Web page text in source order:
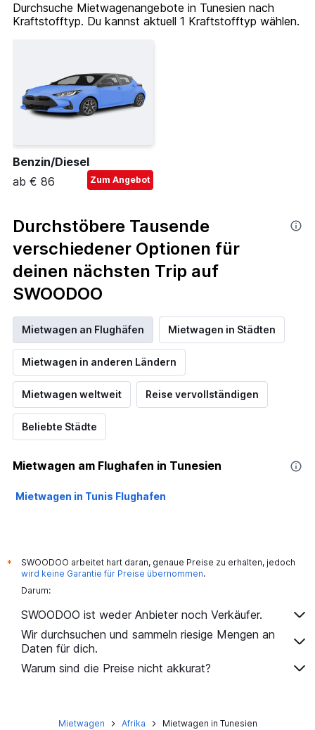
Durchsuche Mietwagenangebote in Tunesien nach
Kraftstofftyp. Du kannst aktuell 1 Kraftstofftyp wählen.
Benzin/Diesel
ab € 86
Zum Angebot
Durchstöbere Tausende
verschiedener Optionen für
deinen nächsten Trip auf
SWOODOO
Mietwagen an Flughäfen Mietwagen in Städten
Mietwagen in anderen Ländern
Mietwagen weltweit Reise vervollständigen
Beliebte Städte
Mietwagen am Flughafen in Tunesien
Mietwagen in Tunis Flughafen
*
SWOODOO arbeitet hart daran, genaue Preise zu erhalten, jedoch
wird keine Garantie für Preise übernommen.
Darum:
SWOODOO ist weder Anbieter noch Verkäufer.
Wir durchsuchen und sammeln riesige Mengen an
Daten für dich.
Warum sind die Preise nicht akkurat?
Mietwagen Afrika Mietwagen in Tunesien